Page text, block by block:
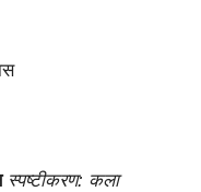
स्पष्टीकरण: कला